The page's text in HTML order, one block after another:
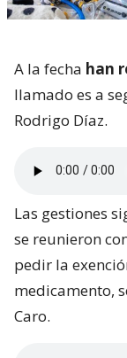
A la fecha han
llamado es a
Rodrigo Díaz.
Las gestiones
se reunieron
pedir la
medicamento,
Caro.